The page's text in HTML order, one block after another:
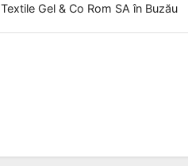
Textile Gel & Co Rom SA în Buzău